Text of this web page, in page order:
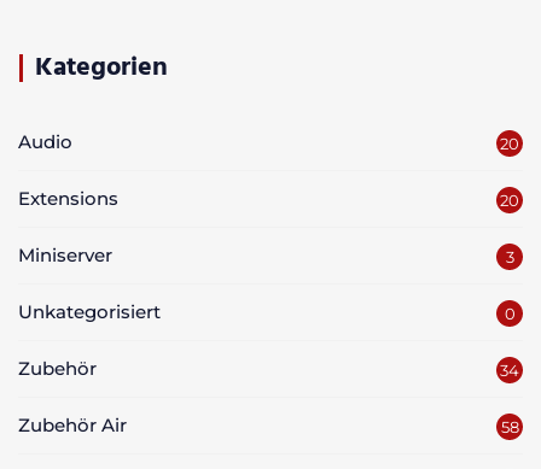
Kategorien
Audio 20
Extensions 20
Miniserver 3
Unkategorisiert 0
Zubehör 34
Zubehör Air 58